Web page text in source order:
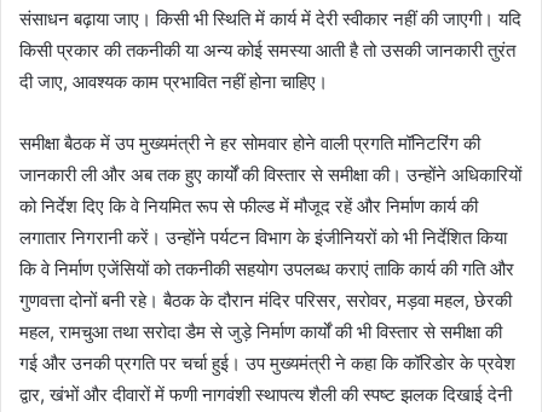
संसाधन बढ़ाया जाए। किसी भी स्थिति में कार्य में देरी स्वीकार नहीं की जाएगी। यदि
किसी प्रकार की तकनीकी या अन्य कोई समस्या आती है तो उसकी जानकारी तुरंत
दी जाए, आवश्यक काम प्रभावित नहीं होना चाहिए।
समीक्षा बैठक में उप मुख्यमंत्री ने हर सोमवार होने वाली प्रगति मॉनिटरिंग की
जानकारी ली और अब तक हुए कार्यों की विस्तार से समीक्षा की। उन्होंने अधिकारियों
को निर्देश दिए कि वे नियमित रूप से फील्ड में मौजूद रहें और निर्माण कार्य की
लगातार निगरानी करें। उन्होंने पर्यटन विभाग के इंजीनियरों को भी निर्देशित किया
कि वे निर्माण एजेंसियों को तकनीकी सहयोग उपलब्ध कराएं ताकि कार्य की गति और
गुणवत्ता दोनों बनी रहे। बैठक के दौरान मंदिर परिसर, सरोवर, मड़वा महल, छेरकी
महल, रामचुआ तथा सरोदा डैम से जुड़े निर्माण कार्यों की भी विस्तार से समीक्षा की
गई और उनकी प्रगति पर चर्चा हुई। उप मुख्यमंत्री ने कहा कि कॉरिडोर के प्रवेश
द्वार, खंभों और दीवारों में फणी नागवंशी स्थापत्य शैली की स्पष्ट झलक दिखाई देनी